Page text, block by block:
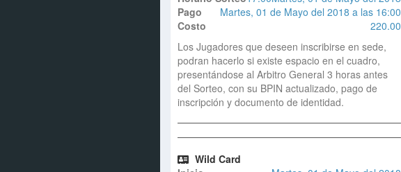
Pago
Martes, 01 de Mayo del 2018 a las 16:00
Costo
220.00
Los Jugadores que deseen inscribirse en sede,
podran hacerlo si existe espacio en el cuadro,
presentándose al Arbitro General 3 horas antes
del Sorteo, con su BPIN actualizado, pago de
inscripción y documento de identidad.
Wild Card